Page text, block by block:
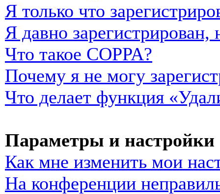
Я только что
Я давно
Что такое COPPA?
Почему я не могу
Что делает функция
Параметры и настройки
Как мне изменить мои
На конференции